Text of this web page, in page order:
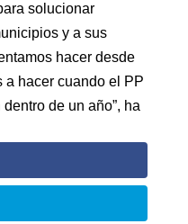
solucionar
y a sus
hacer desde
a hacer cuando el PP
de un año”, ha